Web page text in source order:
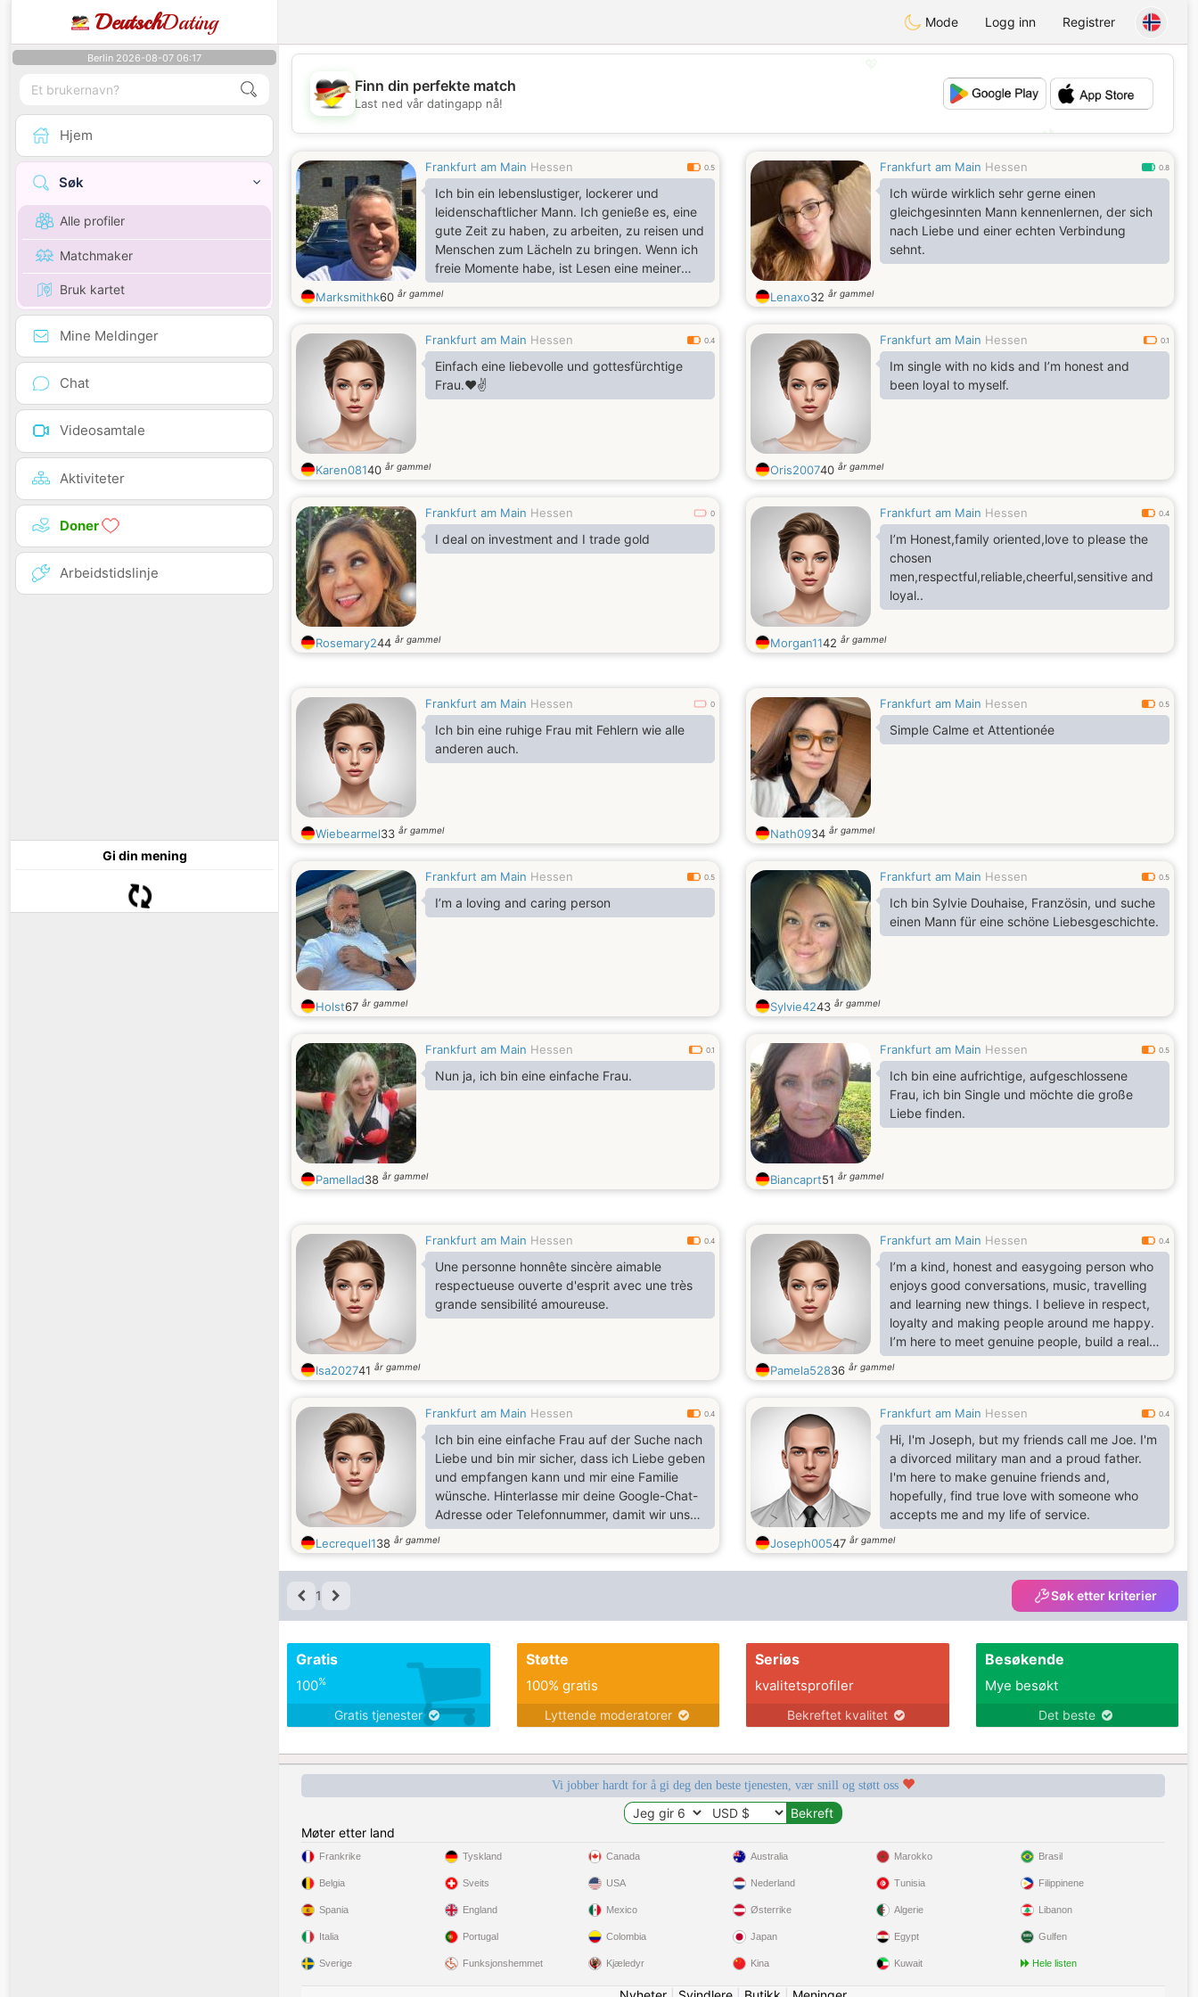
DeutschDating Mode Logg inn Registrer
Berlin 2026-08-07 06:17
Hjem
Søk
Alle profiler
Matchmaker
Bruk kartet
Mine Meldinger
Chat
Videosamtale
Aktiviteter
Doner
Arbeidstidslinje
Gi din mening
💖
💕
Finn din perfekte match
Last ned vår datingapp nå!
Frankfurt am Main Hessen 0.5
Ich bin ein lebenslustiger, lockerer und
leidenschaftlicher Mann. Ich genieße es, eine
gute Zeit zu haben, zu arbeiten, zu reisen und
Menschen zum Lächeln zu bringen. Wenn ich
freie Momente habe, ist Lesen eine meiner
Lieblingsbeschäftigungen. Ich wünsche mir
deine Begleitung und eine liebevolle
Dich zu finden! Ich halte mich für klug, aber
harmlos. Zu meinen Hobbys gehören Joggen,
Musik, Reiten, Reisen, Schwimmen und
Kochen.
Marksmithk60 år gammel
Frankfurt am Main Hessen 0.8
Ich würde wirklich sehr gerne einen
gleichgesinnten Mann kennenlernen, der sich
nach Liebe und einer echten Verbindung
sehnt.
Lenaxo32 år gammel
Frankfurt am Main Hessen 0.4
Einfach eine liebevolle und gottesfürchtige
Frau.❤️✌️
Karen08140 år gammel
Frankfurt am Main Hessen 0.1
Im single with no kids and I’m honest and
been loyal to myself.
Oris200740 år gammel
Frankfurt am Main Hessen 0
I deal on investment and I trade gold
Rosemary244 år gammel
Frankfurt am Main Hessen 0.4
I’m Honest,family oriented,love to please the
chosen
men,respectful,reliable,cheerful,sensitive and
loyal..
Morgan1142 år gammel
Frankfurt am Main Hessen 0
Ich bin eine ruhige Frau mit Fehlern wie alle
anderen auch.
Wiebearmel33 år gammel
Frankfurt am Main Hessen 0.5
Simple Calme et Attentionée
Nath0934 år gammel
Frankfurt am Main Hessen 0.5
I’m a loving and caring person
Holst67 år gammel
Frankfurt am Main Hessen 0.5
Ich bin Sylvie Douhaise, Französin, und suche
einen Mann für eine schöne Liebesgeschichte.
Sylvie4243 år gammel
Frankfurt am Main Hessen 0.1
Nun ja, ich bin eine einfache Frau.
Pamellad38 år gammel
Frankfurt am Main Hessen 0.5
Ich bin eine aufrichtige, aufgeschlossene
Frau, ich bin Single und möchte die große
Liebe finden.
Biancaprt51 år gammel
Frankfurt am Main Hessen 0.4
Une personne honnête sincère aimable
respectueuse ouverte d'esprit avec une très
grande sensibilité amoureuse.
Isa202741 år gammel
Frankfurt am Main Hessen 0.4
I’m a kind, honest and easygoing person who
enjoys good conversations, music, travelling
and learning new things. I believe in respect,
loyalty and making people around me happy.
I’m here to meet genuine people, build a real
connection and see where life takes us. I love
positive energy, laughter and simple moments
Pamela52836 år gammel
Frankfurt am Main Hessen 0.4
Ich bin eine einfache Frau auf der Suche nach
Liebe und bin mir sicher, dass ich Liebe geben
und empfangen kann und mir eine Familie
wünsche. Hinterlasse mir deine Google-Chat-
Adresse oder Telefonnummer, damit wir uns
besser kennenlernen können.
Lecrequel138 år gammel
Frankfurt am Main Hessen 0.4
Hi, I'm Joseph, but my friends call me Joe. I'm
a divorced military man and a proud father.
I'm here to make genuine friends and,
hopefully, find true love with someone who
accepts me and my life of service.
Joseph00547 år gammel
1 Søk etter kriterier
Gratis
100%
Gratis tjenester
Støtte
100% gratis
Lyttende moderatorer
Seriøs
kvalitetsprofiler
Bekreftet kvalitet
Besøkende
Mye besøkt
Det beste
Vi jobber hardt for å gi deg den beste tjenesten, vær snill og støtt oss
Møter etter land
Frankrike
Belgia
Spania
Italia
Sverige
Tyskland
Sveits
England
Portugal
Funksjonshemmet
Canada
USA
Mexico
Colombia
Kjæledyr
Australia
Nederland
Østerrike
Japan
Kina
Marokko
Tunisia
Algerie
Egypt
Kuwait
Brasil
Filippinene
Libanon
Gulfen
Hele listen